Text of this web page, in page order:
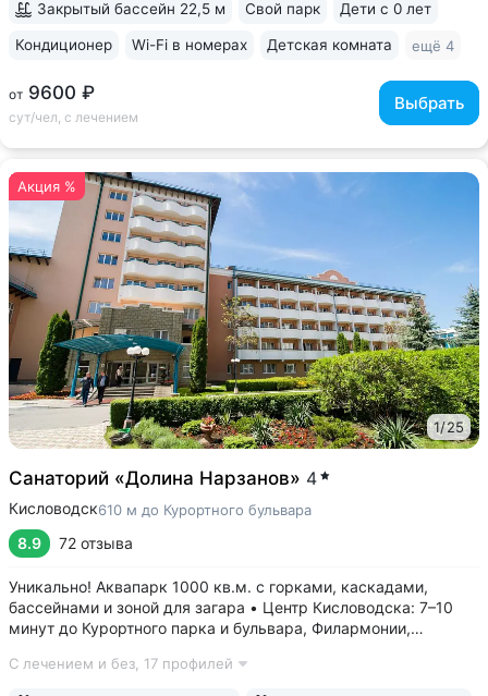
от 9600 ₽
сут/чел, с лечением
Выбрать
Закрытый бассейн 22,5 м Свой парк Дети с 0 лет
Кондиционер Wi-Fi в номерах Детская комната ещё 4
Акция %
1/25
Санаторий «Долина Нарзанов» 4
Кисловодск610 м до Курортного бульвара
8.9 72 отзыва
Уникально! Аквапарк 1000 кв.м. с горками, каскадами,
бассейнами и зоной для загара • Центр Кисловодска: 7–10
минут до Курортного парка и бульвара, Филармонии,
курортов: «Ессентуки-4» и «Славяновская» (Железноводск).
С лечением и без, 17 профилей